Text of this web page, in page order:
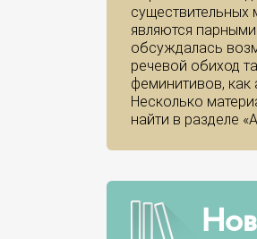
существительных
являются
обсуждалась
речевой обиход
феминитивов, как
Несколько
найти в разделе